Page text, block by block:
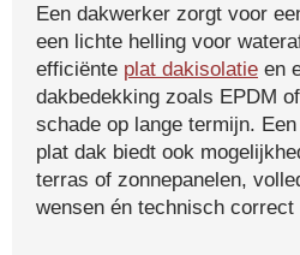
Een dakwerker zorgt voor
een lichte helling voor
efficiënte plat dakisolatie en
dakbedekking zoals EPDM of
schade op lange termijn.
plat dak biedt ook
terras of zonnepanelen,
wensen én technisch correct